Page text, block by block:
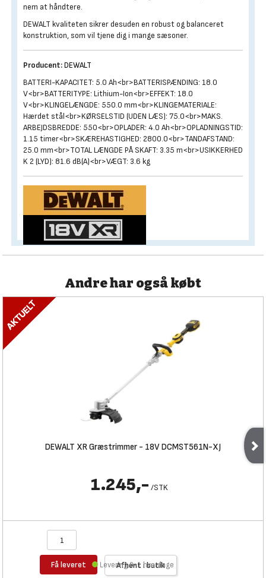
nem at håndtere.
DEWALT kvaliteten sikrer desuden en robust og balanceret
konstruktion, som vil tjene dig i mange sæsoner.
Producent:DEWALT
BATTERI-KAPACITET: 5.0 Ah<br>BATTERISPÆNDING: 18.0
V<br>BATTERITYPE: Lithium-Ion<br>EFFEKT: 18.0
V<br>KLINGELÆNGDE: 550.0 mm<br>KLINGEMATERIALE:
Hærdet stål<br>KØRSELSTID (UDEN LÆS): 75.0<br>MAKS.
ARBEJDSBREDDE: 550<br>OPLADER: 4.0 Ah<br>OPLADNINGSTID:
1.15 timer<br>SKÆREHASTIGHED: 2800.0<br>TANDAFSTAND:
25.0 mm<br>TOTAL LÆNGDE PÅ SKAFT: 3.35 m<br>USIKKERHED
K 2 (LYD): 81.6 dB(A)<br>VÆGT: 3.6 kg
Andre har også købt
DEWALT XR Græstrimmer - 18V DCMST561N-XJ
1.245,- /STK
Få leveret Afhent i butik
Levering 0-1 hverdage